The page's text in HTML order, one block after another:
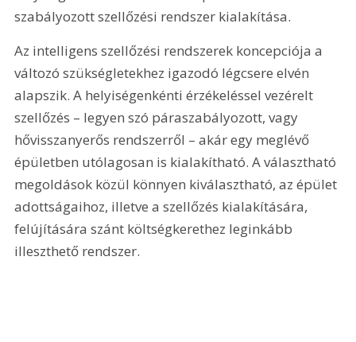
szabályozott szellőzési rendszer kialakítása.
Az intelligens szellőzési rendszerek koncepciója a
változó szükségletekhez igazodó légcsere elvén
alapszik. A helyiségenkénti érzékeléssel vezérelt
szellőzés – legyen szó páraszabályozott, vagy
hővisszanyerős rendszerről – akár egy meglévő
épületben utólagosan is kialakítható. A választható
megoldások közül könnyen kiválasztható, az épület
adottságaihoz, illetve a szellőzés kialakítására,
felújítására szánt költségkerethez leginkább
illeszthető rendszer.